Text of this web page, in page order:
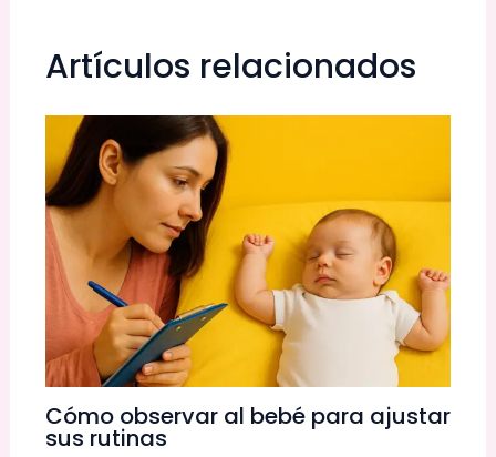
Artículos relacionados
Cómo observar al bebé para ajustar
sus rutinas